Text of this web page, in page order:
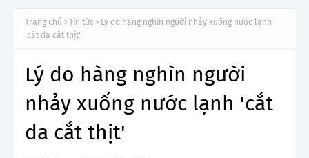
Trang chủ Tin tức
Lý do hàng nghìn người nhảy xuống nước lạnh
'cắt da cắt thịt'
Lý do hàng nghìn người
nhảy xuống nước lạnh 'cắt
da cắt thịt'